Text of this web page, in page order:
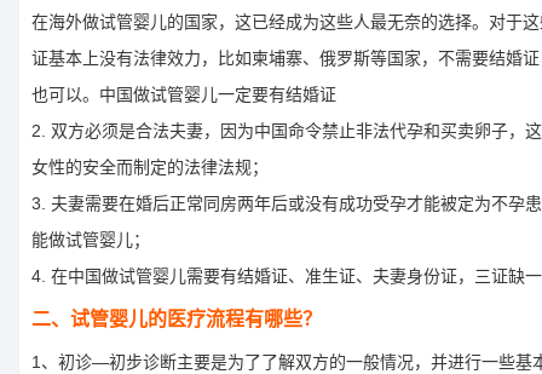
在海外做试管婴儿的国家，这已经成为这些人最无奈的选择。对于
证基本上没有法律效力，比如柬埔寨、俄罗斯等国家，不需要结婚
也可以。中国做试管婴儿一定要有结婚证
2. 双方必须是合法夫妻，因为中国命令禁止非法代孕和买卖卵子，
女性的安全而制定的法律法规；
3. 夫妻需要在婚后正常同房两年后或没有成功受孕才能被定为不孕
能做试管婴儿；
4. 在中国做试管婴儿需要有结婚证、准生证、夫妻身份证，三证缺
二、试管婴儿的医疗流程有哪些？
1、初诊—初步诊断主要是为了了解双方的一般情况，并进行一些基